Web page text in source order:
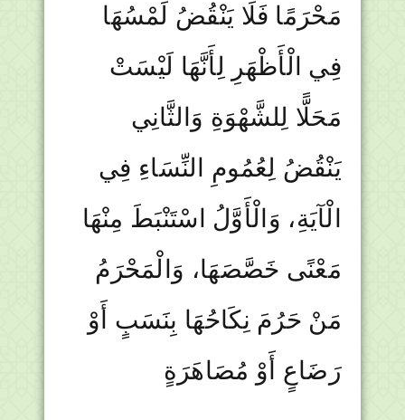
مَحْرَمًا فَلَا يَنْقُضُ لَمْسُهَا
فِي الْأَظْهَرِ لِأَنَّهَا لَيْسَتْ
مَحَلًّا لِلشَّهْوَةِ وَالثَّانِي
يَنْقُضُ لِعُمُومِ النِّسَاءِ فِي
الْآيَةِ، وَالْأَوَّلُ اسْتَنْبَطَ مِنْهَا
مَعْنًى خَصَّصَهَا، وَالْمَحْرَمُ
مَنْ حَرُمَ نِكَاحُهَا بِنَسَبٍ أَوْ
رَضَاعٍ أَوْ مُصَاهَرَةٍ